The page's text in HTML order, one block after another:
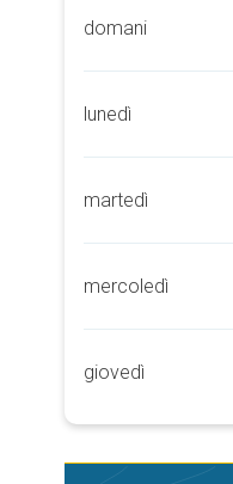
domani
lunedì
martedì
mercoledì
giovedì